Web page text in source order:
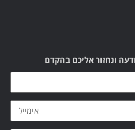
ונחזור אליכם בהקדם